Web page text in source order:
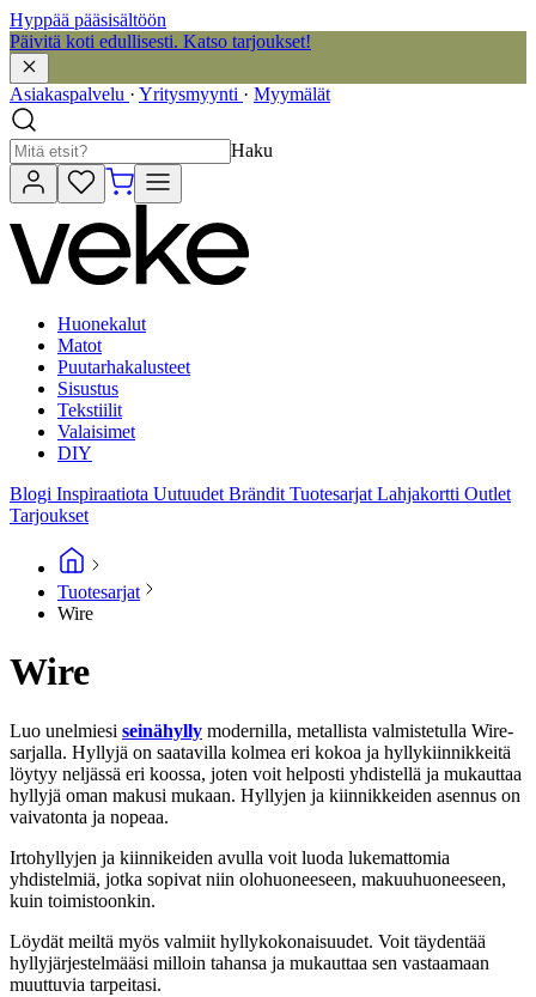
Hyppää pääsisältöön
Päivitä koti edullisesti. Katso tarjoukset!
Asiakaspalvelu · Yritysmyynti · Myymälät
Haku
Huonekalut
Matot
Puutarhakalusteet
Sisustus
Tekstiilit
Valaisimet
DIY
Blogi Inspiraatiota Uutuudet Brändit Tuotesarjat Lahjakortti Outlet
Tarjoukset
Tuotesarjat
Wire
Wire
Luo unelmiesi seinähylly modernilla, metallista valmistetulla Wire-
sarjalla. Hyllyjä on saatavilla kolmea eri kokoa ja hyllykiinnikkeitä
löytyy neljässä eri koossa, joten voit helposti yhdistellä ja mukauttaa
hyllyjä oman makusi mukaan. Hyllyjen ja kiinnikkeiden asennus on
vaivatonta ja nopeaa.
Irtohyllyjen ja kiinnikeiden avulla voit luoda lukemattomia
yhdistelmiä, jotka sopivat niin olohuoneeseen, makuuhuoneeseen,
kuin toimistoonkin.
Löydät meiltä myös valmiit hyllykokonaisuudet. Voit täydentää
hyllyjärjestelmääsi milloin tahansa ja mukauttaa sen vastaamaan
muuttuvia tarpeitasi.